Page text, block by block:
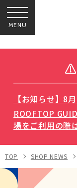
MENU
【お知らせ】8
ROOFTOP
場をご利用の際
TOP SHOP NEWS